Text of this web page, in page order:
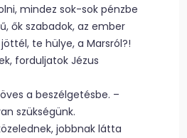
mindez sok-sok pénzbe
ők szabadok, az ember
te hülye, a Marsról?!
forduljatok Jézus
a beszélgetésbe. –
szükségünk.
jobbnak látta